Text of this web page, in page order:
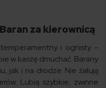
za kierownicą
i ognisty –
w kaszę dmuchać. Barany
jak i na drodze. Nie żałują
Lubią szybkie, zwinne